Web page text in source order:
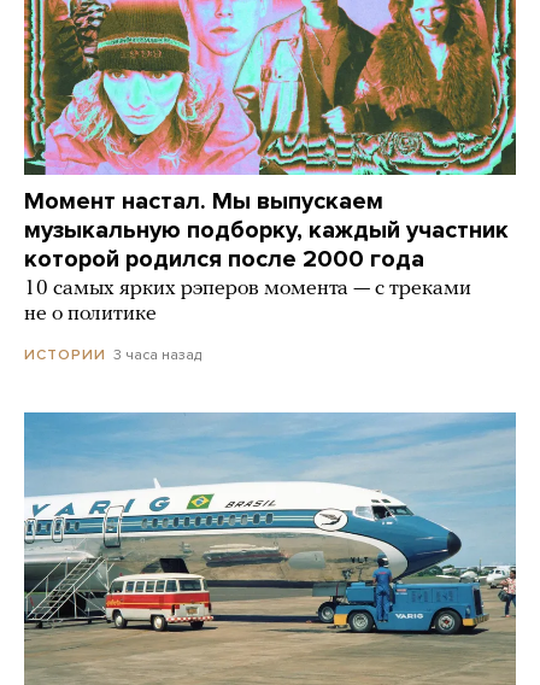
Момент настал. Мы выпускаем
музыкальную подборку, каждый участник
которой родился после 2000 года
10 самых ярких рэперов момента — с треками
не о политике
ИСТОРИИ 3 часа назад